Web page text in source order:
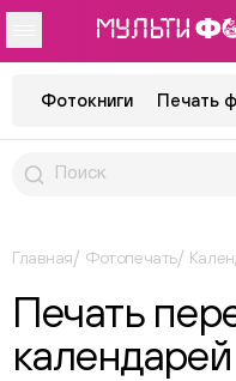
Фотокниги Печать
Главная Фотопечать
Печать
календарей